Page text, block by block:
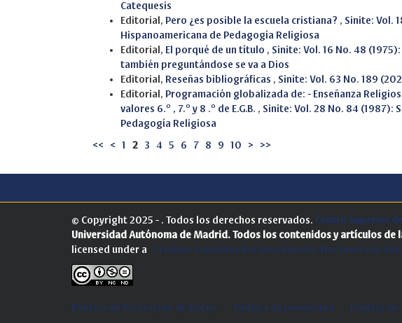
Catequesis
Editorial, Pero ¿es posible la escuela cristiana? , Sinite: Vol.
Hispanoamericana de Pedagogía Religiosa
Editorial, El porqué de un título , Sinite: Vol. 16 No. 48
también preguntándose se va a Dios
Editorial, Reseñas bibliográficas , Sinite: Vol. 63 No. 189
Editorial, Programación globalizada de: - Enseñanza
valores 6.º , 7.º y 8 .º de E.G.B. , Sinite: Vol. 28 No. 84 (1987):
Pedagogía Religiosa
<< < 1 2 3 4 5 6 7 8 9 10 > >>
© Copyright 2025 - . Todos los derechos reservados. Centro Superior
Universidad Autónoma de Madrid. Todos los contenidos y artículos de
licensed under a Creative Commons Reconocimiento-NoComercial-
Política de Protección de Datos - Politica de privacidad - Política de